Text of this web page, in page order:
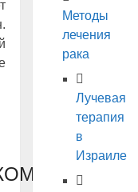
Методы
лечения
рака
Лучевая
терапия
в
Израиле